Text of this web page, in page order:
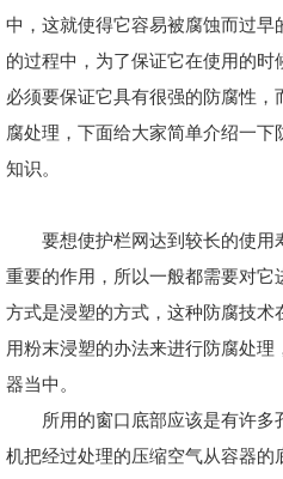
中，这就使得它容易被腐蚀而过
的过程中，为了保证它在使用的
必须要保证它具有很强的防腐性
腐处理，下面给大家简单介绍一
知识。
要想使护栏网达到较长的使用
重要的作用，所以一般都需要对
方式是浸塑的方式，这种防腐技
用粉末浸塑的办法来进行防腐处
器当中。
所用的窗口底部应该是有许多
机把经过处理的压缩空气从容器